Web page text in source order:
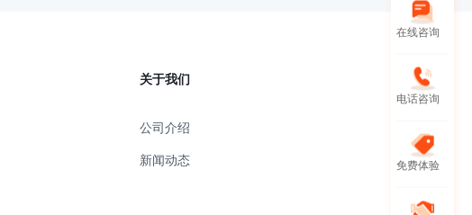
关于我们
公司介绍
新闻动态
在线咨询
电话咨询
免费体验